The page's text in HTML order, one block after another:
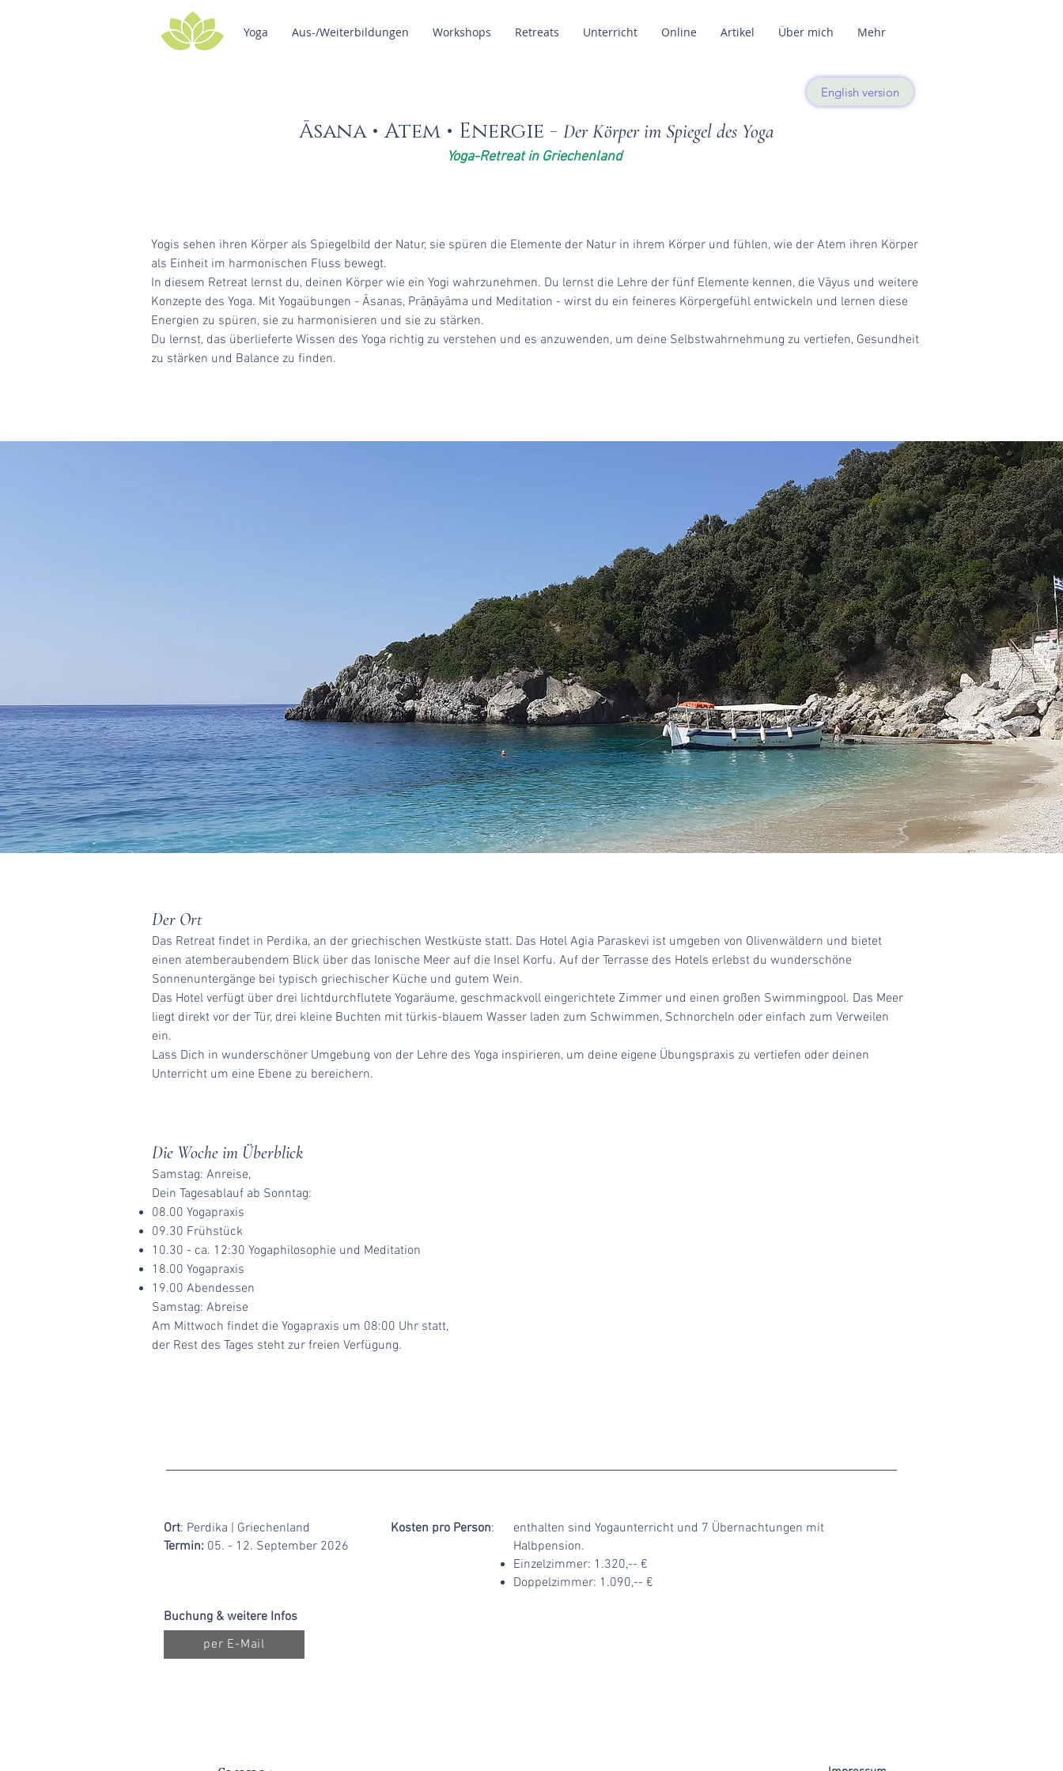
Yoga Aus-/Weiterbildungen Workshops Retreats Unterricht Online Artikel Über mich Mehr
English version
Āsana • Atem • Energie - Der Körper im Spiegel des Yoga
Yoga-Retreat in Griechenland
Yogis sehen ihren Körper als Spiegelbild der Natur, sie spüren die Elemente der Natur in ihrem Körper und fühlen, wie der Atem ihren Körper
als Einheit im harmonischen Fluss bewegt.
In diesem Retreat lernst du, deinen Körper wie ein Yogi wahrzunehmen. Du lernst die Lehre der fünf Elemente kennen, die Vāyus und weitere
Konzepte des Yoga. Mit Yogaübungen - Āsanas, Prāṇāyāma und Meditation - wirst du ein feineres Körpergefühl entwickeln und lernen diese
Energien zu spüren, sie zu harmonisieren und sie zu stärken.
Du lernst, das überlieferte Wissen des Yoga richtig zu verstehen und es anzuwenden, um deine Selbstwahrnehmung zu vertiefen, Gesundheit
zu stärken und Balance zu finden.
Der Ort
Das Retreat findet in Perdika, an der griechischen Westküste statt. Das Hotel Agia Paraskevi ist umgeben von Olivenwäldern und bietet
einen atemberaubendem Blick über das Ionische Meer auf die Insel Korfu. Auf der Terrasse des Hotels erlebst du wunderschöne
Sonnenuntergänge bei typisch griechischer Küche und gutem Wein.
Das Hotel verfügt über drei lichtdurchflutete Yogaräume, geschmackvoll eingerichtete Zimmer und einen großen Swimmingpool. Das Meer
liegt direkt vor der Tür, drei kleine Buchten mit türkis-blauem Wasser laden zum Schwimmen, Schnorcheln oder einfach zum Verweilen
ein.
Lass Dich in wunderschöner Umgebung von der Lehre des Yoga inspirieren, um deine eigene Übungspraxis zu vertiefen oder deinen
Unterricht um eine Ebene zu bereichern.
Die Woche im Überblick
Samstag: Anreise,
Dein Tagesablauf ab Sonntag:
08.00 Yogapraxis
09.30 Frühstück
10.30 - ca. 12:30 Yogaphilosophie und Meditation
18.00 Yogapraxis
19.00 Abendessen
Samstag: Abreise
Am Mittwoch findet die Yogapraxis um 08:00 Uhr statt,
der Rest des Tages steht zur freien Verfügung.
​​Ort: Perdika | Griechenland
Termin: 05. - 12. September 2026
Buchung & weitere Infos
Kosten pro Person:
enthalten sind Yogaunterricht und 7 Übernachtungen mit
Halbpension.
Einzelzimmer: 1.320,-- €
Doppelzimmer: 1.090,-- €
per E-Mail